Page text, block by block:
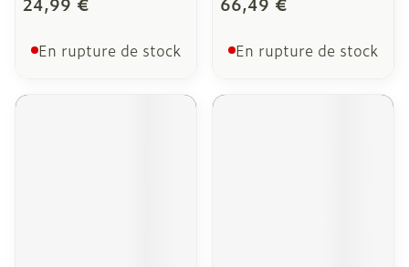
En rupture de stock En rupture de stock